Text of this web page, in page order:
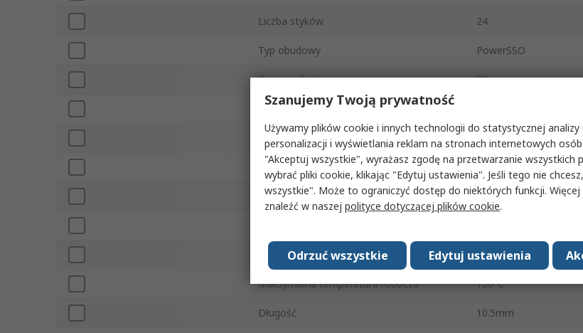
Liczba styków 24
Typ obudowy PowerSSO
Czas zanikania 35μs
Typ sterownika
Czas narastania 25μs
Minimalne napięcie zasilania 36V
Liczba sterowników 2
Minimalna temperatura robocza -40°C
Maksymalna temperatura robocza 150°C
Długość 10.5mm
Szanujemy Twoją prywatność
Używamy plików cookie i innych technologii do statystycznej analizy
personalizacji i wyświetlania reklam na stronach internetowych
"Akceptuj wszystkie", wyrażasz zgodę na przetwarzanie wszystkich
wybrać pliki cookie, klikając "Edytuj ustawienia". Jeśli tego nie
wszystkie". Może to ograniczyć dostęp do niektórych funkcji.
znaleźć w naszej polityce dotyczącej plików cookie.
Edytuj ustawienia
Odrzuć wszystkie